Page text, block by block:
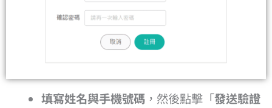
填寫姓名與手機號碼，然後點擊「發送驗證